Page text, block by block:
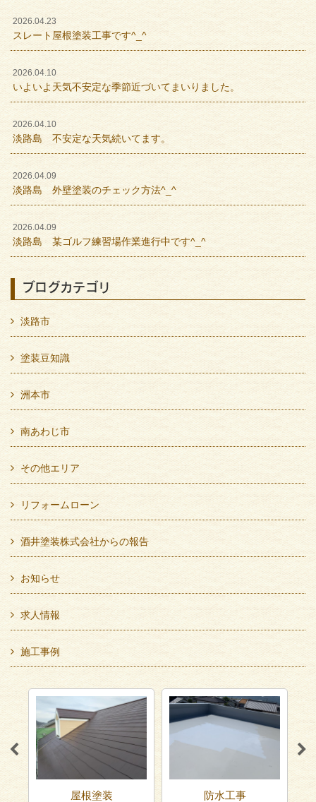
2026.04.23
スレート屋根塗装工事です^_^
2026.04.10
いよいよ天気不安定な季節近づいてまいりました。
2026.04.10
淡路島 不安定な天気続いてます。
2026.04.09
淡路島 外壁塗装のチェック方法^_^
2026.04.09
淡路島 某ゴルフ練習場作業進行中です^_^
ブログカテゴリ
淡路市
塗装豆知識
洲本市
南あわじ市
その他エリア
リフォームローン
酒井塗装株式会社からの報告
お知らせ
求人情報
施工事例
屋根塗装 防水工事